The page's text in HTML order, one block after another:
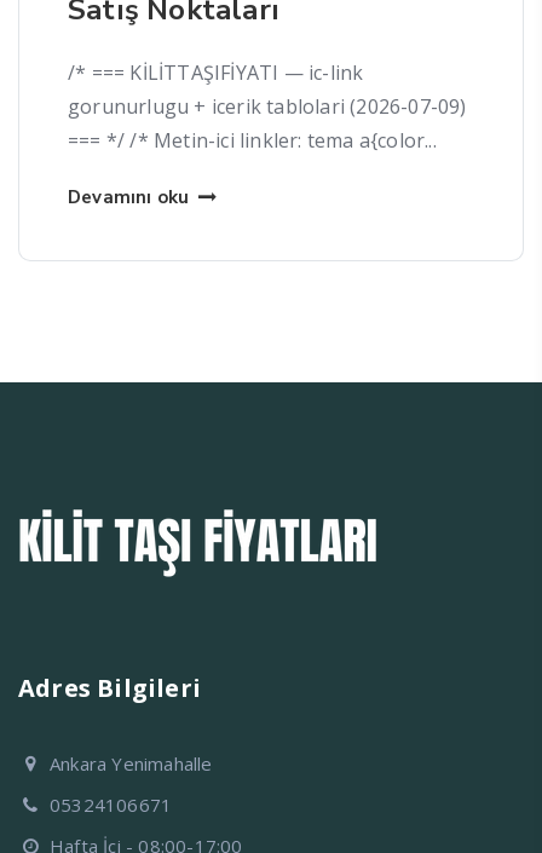
Satış Noktaları
/* === KİLİTTAŞIFİYATI — ic-link
gorunurlugu + icerik tablolari (2026-07-09)
=== */ /* Metin-ici linkler: tema a{color...
Devamını oku
Adres Bilgileri
Ankara Yenimahalle
05324106671
Hafta İçi - 08:00-17:00